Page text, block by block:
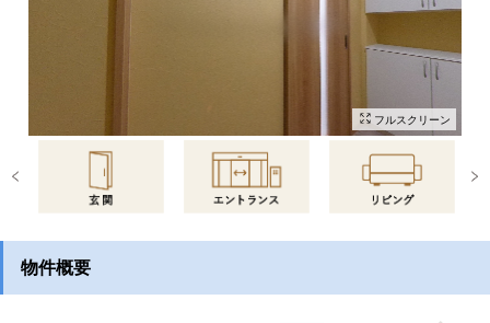
フルスクリーン
物件概要